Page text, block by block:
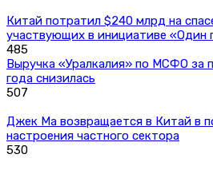
Китай потратил $240 млрд на
участвующих в инициативе «Один
485
Выручка «Уралкалия» по МСФО за
года снизилась
507
Джек Ма возвращается в Китай в
настроения частного сектора
530